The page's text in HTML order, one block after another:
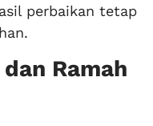
perbaikan tetap
Ramah